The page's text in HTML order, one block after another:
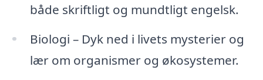
både skriftligt og mundtligt engelsk.
Biologi – Dyk ned i livets mysterier og
lær om organismer og økosystemer.